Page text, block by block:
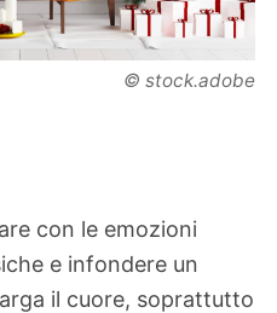
© stock.adobe
con le emozioni
e infondere un
il cuore, soprattutto